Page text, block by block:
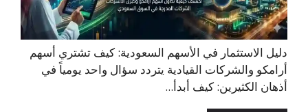
دليل الاستثمار في الأسهم السعودية: كيف تشتري أسهم
أرامكو والشركات القيادية يتردد سؤال واحد يومياً في
أذهان الكثيرين: كيف أبدأ...